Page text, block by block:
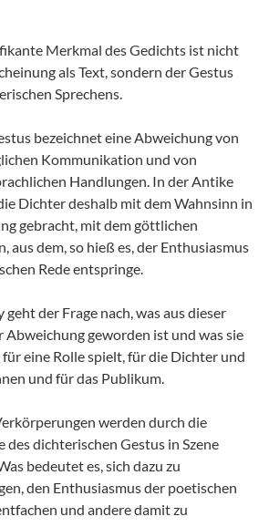
Merkmal des Gedichts ist nicht
als Text, sondern der Gestus
Sprechens.
bezeichnet eine Abweichung von
Kommunikation und von
Handlungen. In der Antike
Dichter deshalb mit dem Wahnsinn in
gebracht, mit dem göttlichen
aus dem, so hieß es, der Enthusiasmus
Rede entspringe.
geht der Frage nach, was aus dieser
Abweichung geworden ist und was sie
eine Rolle spielt, für die Dichter und
und für das Publikum.
werden durch die
des dichterischen Gestus in Szene
bedeutet es, sich dazu zu
den Enthusiasmus der poetischen
und andere damit zu